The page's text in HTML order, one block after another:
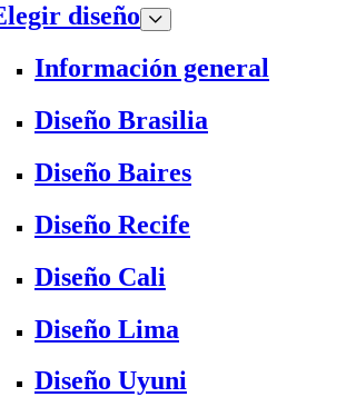
diseño
Información general
Diseño Brasilia
Diseño Baires
Diseño Recife
Diseño Cali
Diseño Lima
Diseño Uyuni